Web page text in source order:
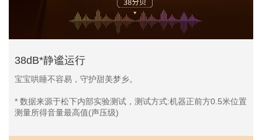
38dB*静谧运行
宝宝哄睡不容易，守护甜美梦乡。
* 数据来源于松下内部实验测试，测试方式:机器正前方0.5米位置
测量所得音量最高值(声压级)